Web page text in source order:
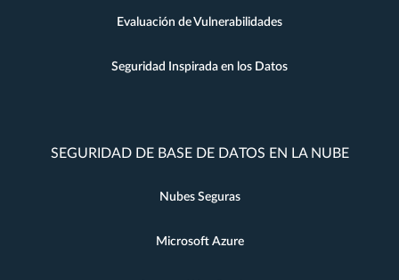
Evaluación de Vulnerabilidades
Seguridad Inspirada en los Datos
SEGURIDAD DE BASE DE DATOS EN LA NUBE
Nubes Seguras
Microsoft Azure